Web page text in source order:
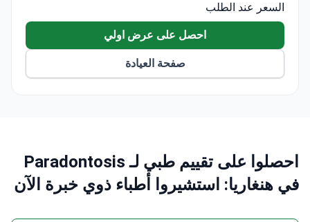
السعر عند الطلب
احصل على عرض اولي
صفحة العيادة
احصلوا على تقييم طبي لـ Paradontosis
في هنغاريا: استشيروا أطباء ذوي خبرة الآن